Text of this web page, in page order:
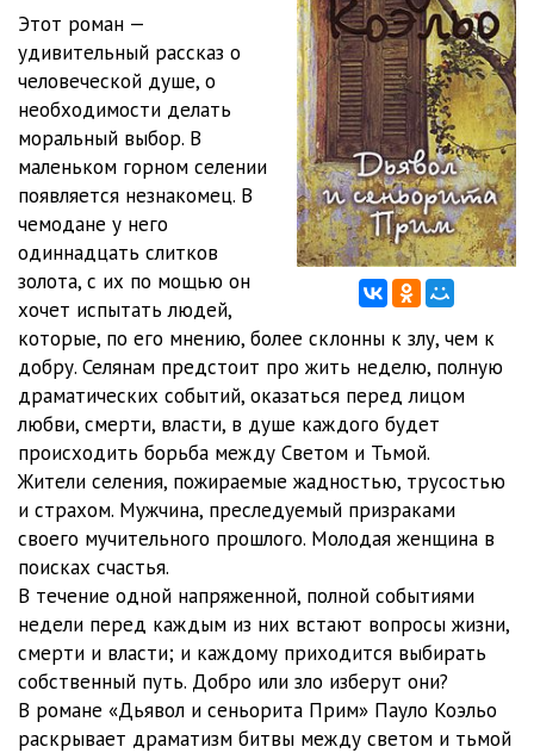
Dyavol_i_senorita_0008 20:06
Dyavol_i_senorita_0009 24:09
Dyavol_i_senorita_0010 23:02
Dyavol_i_senorita_0011 24:11
Dyavol_i_senorita_0012 22:00
Dyavol_i_senorita_0013 23:27
Dyavol_i_senorita_0014
Dyavol_i_senorita_0015 25:31
Dyavol_i_senorita_0016
Этот роман —
удивительный рассказ о
человеческой душе, о
необходимости делать
моральный выбор. В
маленьком горном селении
появляется незнакомец. В
чемодане у него
одиннадцать слитков
золота, с их по мощью он
хочет испытать людей,
которые, по его мнению, более склонны к злу, чем к
добру. Селянам предстоит про жить неделю, полную
драматических событий, оказаться перед лицом
любви, смерти, власти, в душе каждого будет
происходить борьба между Светом и Тьмой.
Жители селения, пожираемые жадностью, трусостью
и страхом. Мужчина, преследуемый призраками
своего мучительного прошлого. Молодая женщина в
поисках счастья.
В течение одной напряженной, полной событиями
недели перед каждым из них встают вопросы жизни,
смерти и власти; и каждому приходится выбирать
собственный путь. Добро или зло изберут они?
В романе «Дьявол и сеньорита Прим» Пауло Коэльо
раскрывает драматизм битвы между светом и тьмой